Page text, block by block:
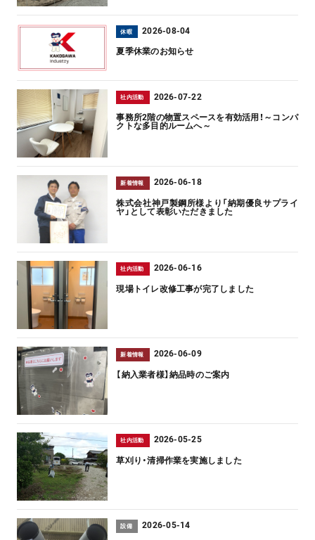
休暇 2026-08-04
夏季休業のお知らせ
社内活動 2026-07-22
事務所2階の物置スペースを有効活用！～コンパ
クトな多目的ルームへ～
新着情報 2026-06-18
株式会社神戸製鋼所様より「納期優良サプライ
ヤ」として表彰いただきました
社内活動 2026-06-16
現場トイレ改修工事が完了しました
新着情報 2026-06-09
【納入業者様】納品時のご案内
社内活動 2026-05-25
草刈り・清掃作業を実施しました
設備 2026-05-14